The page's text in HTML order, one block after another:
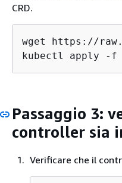
CRD.
wget https://
kubectl apply -f
Passaggio 3:
controller sia
Verificare che il